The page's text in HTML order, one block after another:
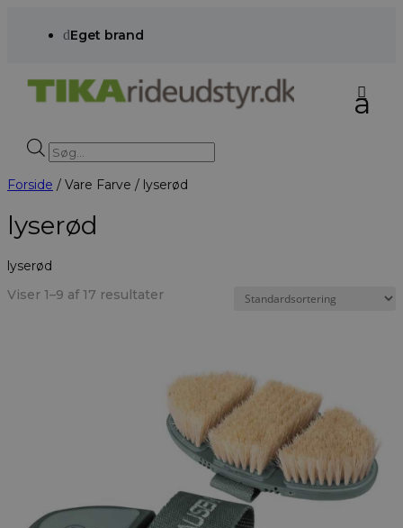
dEget brand
Products
search
Forside / Vare Farve / lyserød
lyserød
lyserød
Viser 1–9 af 17 resultater